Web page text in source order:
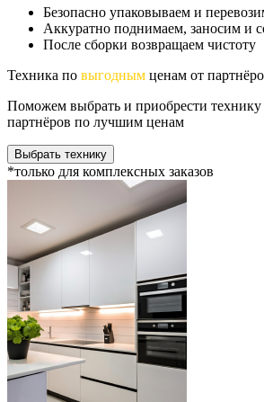
Безопасно упаковываем и
Аккуратно поднимаем, заносим и
После сборки возвращаем чистоту
Техника по выгодным ценам от
Поможем выбрать и приобрести
партнёров по лучшим ценам
Выбрать технику
*только для комплексных заказов